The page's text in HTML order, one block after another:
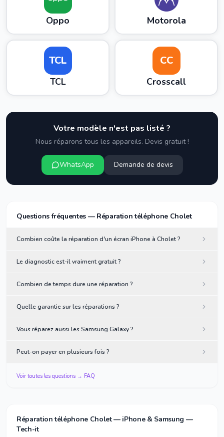
Oppo Motorola
TCL
TCL
CC
Crosscall
Votre modèle n'est pas listé ?
Nous réparons tous les appareils. Devis gratuit !
WhatsApp Demande de devis
Questions fréquentes — Réparation téléphone Cholet
Combien coûte la réparation d'un écran iPhone à Cholet ?
Le diagnostic est-il vraiment gratuit ?
Combien de temps dure une réparation ?
Quelle garantie sur les réparations ?
Vous réparez aussi les Samsung Galaxy ?
Peut-on payer en plusieurs fois ?
Voir toutes les questions → FAQ
Réparation téléphone Cholet — iPhone & Samsung —
Tech-it